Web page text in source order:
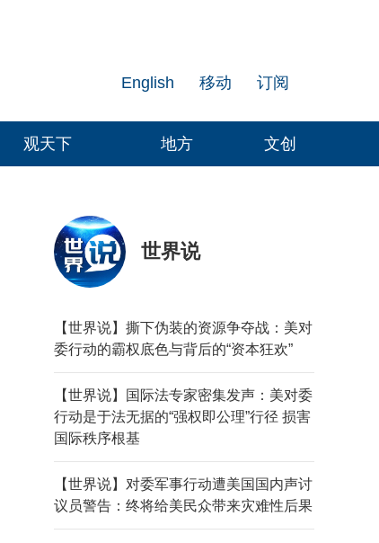
订阅
移动
English
观天下 地方 文创
世界说
【世界说】撕下伪装的资源争夺战：美对
委行动的霸权底色与背后的“资本狂欢”
【世界说】国际法专家密集发声：美对委
行动是于法无据的“强权即公理”行径 损害
国际秩序根基
【世界说】对委军事行动遭美国国内声讨
议员警告：终将给美民众带来灾难性后果